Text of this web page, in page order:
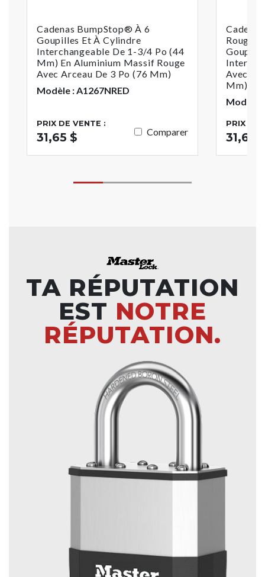
Cadenas BumpStop® À 6
Goupilles Et À Cylindre
Interchangeable De 1-3/4 Po (44
Mm) En Aluminium Massif Rouge
Avec Arceau De 3 Po (76 Mm)
Modèle : A1267NRED
PRIX DE VENTE :
31,65 $ Comparer
Rouge
Avec
Mm)
Modèle
PRIX DE
31,65
TA RÉPUTATION
EST NOTRE
RÉPUTATION.